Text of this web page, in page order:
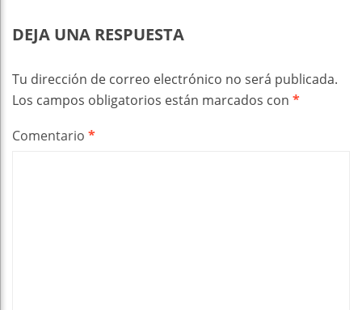
DEJA UNA RESPUESTA
Tu dirección de correo electrónico no será publicada.
Los campos obligatorios están marcados con *
Comentario *